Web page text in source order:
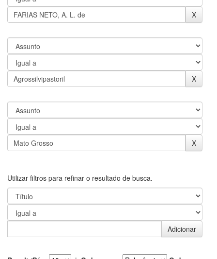
Utilizar filtros para refinar o resultado de busca.